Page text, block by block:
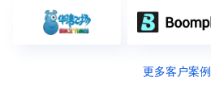
更多客户案例